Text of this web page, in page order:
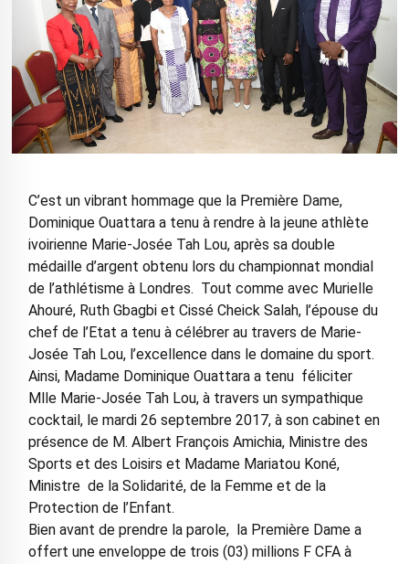
C’est un vibrant hommage que la Première Dame,
Dominique Ouattara a tenu à rendre à la jeune athlète
ivoirienne Marie-Josée Tah Lou, après sa double
médaille d’argent obtenu lors du championnat mondial
de l’athlétisme à Londres. Tout comme avec Murielle
Ahouré, Ruth Gbagbi et Cissé Cheick Salah, l’épouse du
chef de l’Etat a tenu à célébrer au travers de Marie-
Josée Tah Lou, l’excellence dans le domaine du sport.
Ainsi, Madame Dominique Ouattara a tenu féliciter
Mlle Marie-Josée Tah Lou, à travers un sympathique
cocktail, le mardi 26 septembre 2017, à son cabinet en
présence de M. Albert François Amichia, Ministre des
Sports et des Loisirs et Madame Mariatou Koné,
Ministre de la Solidarité, de la Femme et de la
Protection de l’Enfant.
Bien avant de prendre la parole, la Première Dame a
offert une enveloppe de trois (03) millions F CFA à